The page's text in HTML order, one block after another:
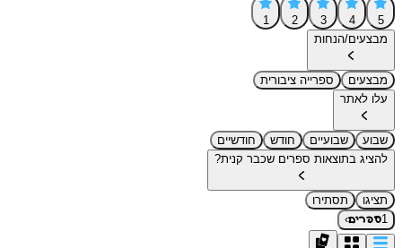
5
4
3
2
1
מבצעים/הנחות
מבצעים
ספרייה ציבורית
עלו לאתר
שבוע שבועיים חודש
חודשיים
להציג בתוצאות ספרים שכבר קנית?
תציגו
תסתירו
1ספרים›